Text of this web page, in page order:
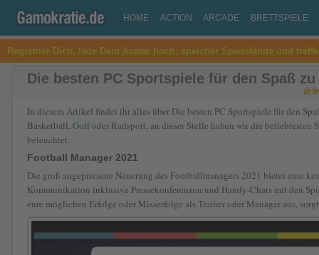
HOME ACTION ARCADE BRETTSPIELE
Registrier Dich, lade Dein Avatar hoch, speicher Spielstände und
Die besten PC Sportspiele für den Spaß zu
In diesem Artikel findet ihr alles über Die besten PC Sportspiele für den
Basketball, Golfoder Radsport, an dieser Stelle haben wir die beliebtesten
beleuchtet.
Football Manager 2021
Die groß angepriesene Neuerung des Footballmanagers 2021 bietet eine
Kommunikation inklusive Pressekonferenzen und Handy-Chats mit den
eure möglichen Erfolge oder Misserfolge als Trainer oder Manager aus,